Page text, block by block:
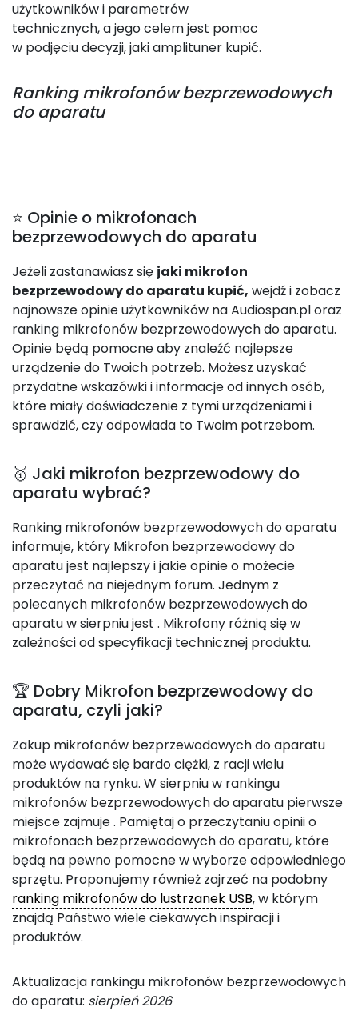
użytkowników i parametrów
technicznych, a jego celem jest pomoc
w podjęciu decyzji, jaki amplituner kupić.
Rankingmikrofonów bezprzewodowych
do aparatu
⭐ Opinie o mikrofonach
bezprzewodowych do aparatu
Jeżeli zastanawiasz się jaki mikrofon
bezprzewodowy do aparatu kupić, wejdź i zobacz
najnowsze opinie użytkowników na Audiospan.pl oraz
ranking mikrofonów bezprzewodowych do aparatu.
Opinie będą pomocne aby znaleźć najlepsze
urządzenie do Twoich potrzeb. Możesz uzyskać
przydatne wskazówki i informacje od innych osób,
które miały doświadczenie z tymi urządzeniami i
sprawdzić, czy odpowiada to Twoim potrzebom.
🥇 Jaki mikrofon bezprzewodowy do
aparatu wybrać?
Ranking mikrofonów bezprzewodowych do aparatu
informuje, który Mikrofon bezprzewodowy do
aparatu jest najlepszy i jakie opinie o możecie
przeczytać na niejednym forum. Jednym z
polecanych mikrofonów bezprzewodowych do
aparatu w sierpniu jest . Mikrofony różnią się w
zależności od specyfikacji technicznej produktu.
🏆 Dobry Mikrofon bezprzewodowy do
aparatu, czyli jaki?
Zakup mikrofonów bezprzewodowych do aparatu
może wydawać się bardo ciężki, z racji wielu
produktów na rynku. W sierpniu w rankingu
mikrofonów bezprzewodowych do aparatu pierwsze
miejsce zajmuje. Pamiętaj o przeczytaniu opinii o
mikrofonach bezprzewodowych do aparatu, które
będą na pewno pomocne w wyborze odpowiedniego
sprzętu. Proponujemy również zajrzeć na podobny
ranking mikrofonów do lustrzanek USB, w którym
znajdą Państwo wiele ciekawych inspiracji i
produktów.
Aktualizacja rankingu mikrofonów bezprzewodowych
do aparatu: sierpień 2026